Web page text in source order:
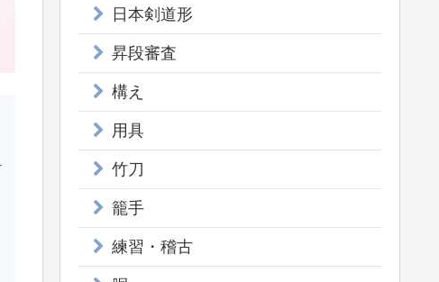
日本剣道形
昇段審査
構え
用具
竹刀
籠手
練習・稽古